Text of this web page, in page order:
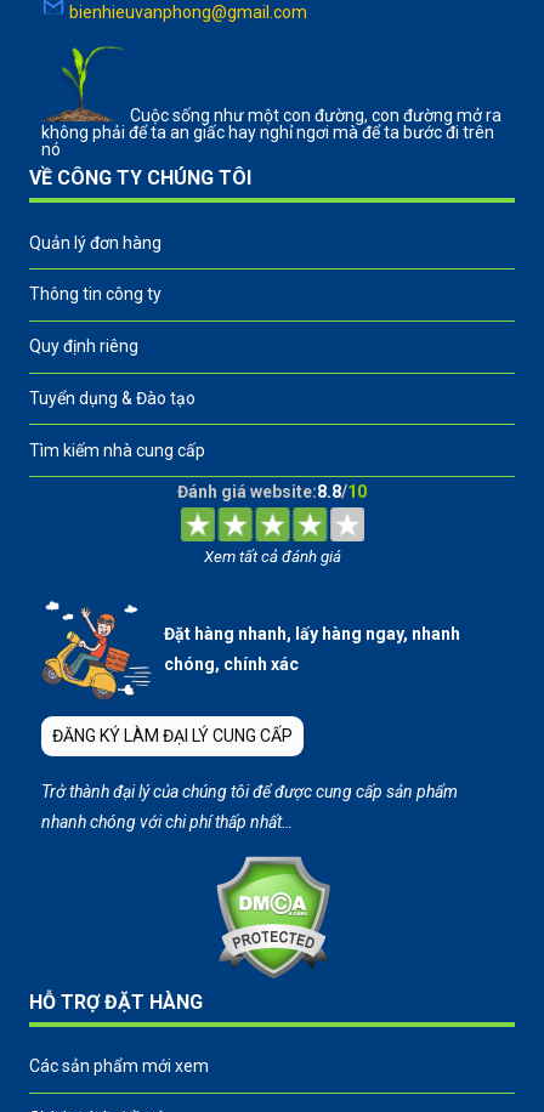
bienhieuvanphong@gmail.com
Cuộc sống như một con đường, con đường mở ra
không phải để ta an giấc hay nghỉ ngơi mà để ta bước đi trên
nó
VỀ CÔNG TY CHÚNG TÔI
Quản lý đơn hàng
Thông tin công ty
Quy định riêng
Tuyển dụng & Đào tạo
Tìm kiếm nhà cung cấp
Đánh giá website:8.8/10
Xem tất cả đánh giá
Đặt hàng nhanh, lấy hàng ngay, nhanh
chóng, chính xác
ĐĂNG KÝ LÀM ĐẠI LÝ CUNG CẤP
Trở thành đại lý của chúng tôi để được cung cấp sản phẩm
nhanh chóng với chi phí thấp nhất…
HỖ TRỢ ĐẶT HÀNG
Các sản phẩm mới xem